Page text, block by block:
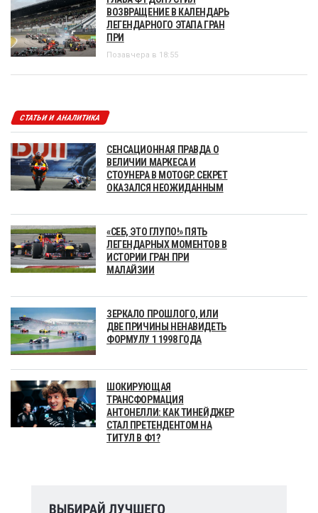
ВОЗВРАЩЕНИЕ В КАЛЕНДАРЬ
ЛЕГЕНДАРНОГО ЭТАПА ГРАН
ПРИ
Позавчера в 18:55
СТАТЬИ И АНАЛИТИКА
СЕНСАЦИОННАЯ ПРАВДА О
ВЕЛИЧИИ МАРКЕСА И
СТОУНЕРА В MOTOGP. СЕКРЕТ
ОКАЗАЛСЯ НЕОЖИДАННЫМ
«СЕБ, ЭТО ГЛУПО!» ПЯТЬ
ЛЕГЕНДАРНЫХ МОМЕНТОВ В
ИСТОРИИ ГРАН ПРИ
МАЛАЙЗИИ
ЗЕРКАЛО ПРОШЛОГО, ИЛИ
ДВЕ ПРИЧИНЫ НЕНАВИДЕТЬ
ФОРМУЛУ 1 1998 ГОДА
ШОКИРУЮЩАЯ
ТРАНСФОРМАЦИЯ
АНТОНЕЛЛИ: КАК ТИНЕЙДЖЕР
СТАЛ ПРЕТЕНДЕНТОМ НА
ТИТУЛ В Ф1?